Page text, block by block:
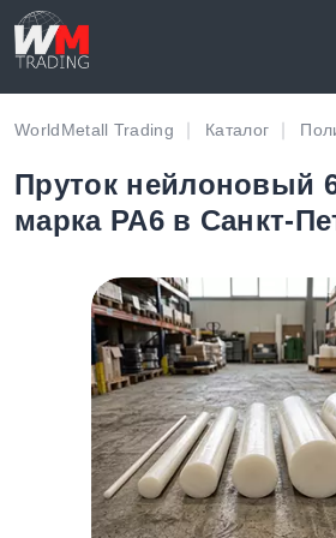
WorldMetall Trading Каталог
Пруток нейлоновый
марка PA6 в Санкт-